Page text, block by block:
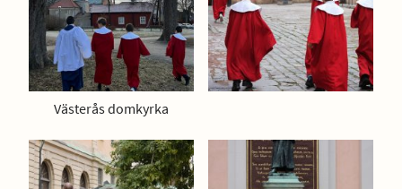
Västerås domkyrka